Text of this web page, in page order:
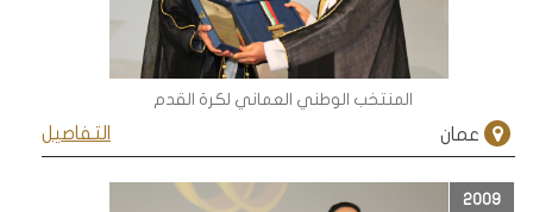
المنتخب الوطني العماني لكرة القدم
التفاصيل عمان
2009